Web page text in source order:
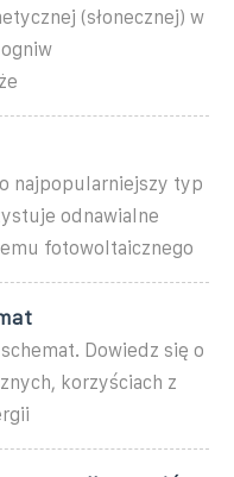
(słonecznej) w
najpopularniejszy typ
odnawialne
fotowoltaicznego
Dowiedz się o
korzyściach z